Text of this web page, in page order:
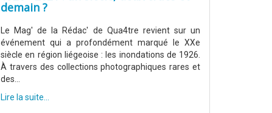
demain ?
Le Mag' de la Rédac' de Qua4tre revient sur un
événement qui a profondément marqué le XXe
siècle en région liégeoise : les inondations de 1926.
À travers des collections photographiques rares et
des...
Lire la suite...